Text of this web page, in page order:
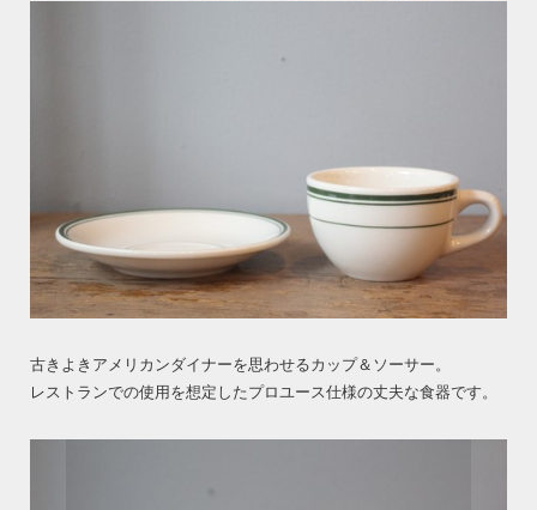
古きよきアメリカンダイナーを思わせるカップ＆ソーサー。
レストランでの使用を想定したプロユース仕様の丈夫な食器です。